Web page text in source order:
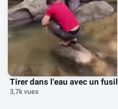
Tirer dans l'eau avec un fusil
3,7k vues